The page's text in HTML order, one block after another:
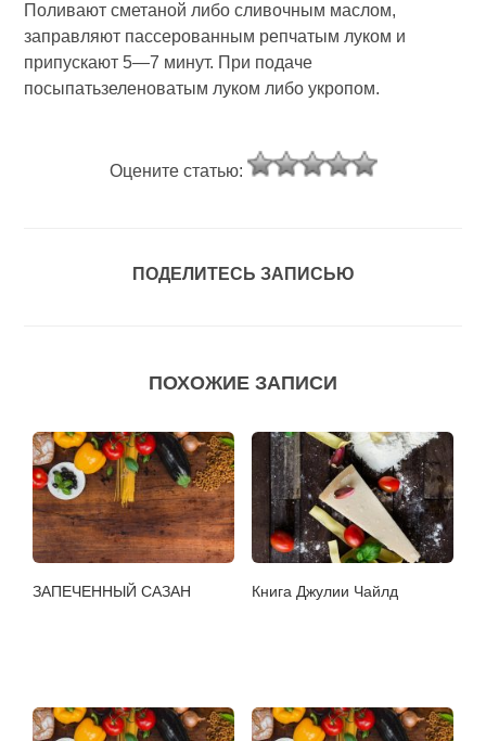
Поливают сметаной либо сливочным маслом,
заправляют пассерованным репчатым луком и
припускают 5—7 минут. При подаче
посыпатьзеленоватым луком либо укропом.
Оцените статью:
ПОДЕЛИТЕСЬ ЗАПИСЬЮ
ПОХОЖИЕ ЗАПИСИ
ЗАПЕЧЕННЫЙ САЗАН Книга Джулии Чайлд